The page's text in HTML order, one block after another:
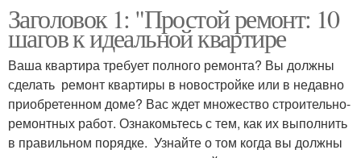
Заголовок 1: "Простой ремонт: 10
шагов к идеальной квартире
Ваша квартира требует полного ремонта? Вы должны
сделать ремонт квартиры в новостройке или в недавно
приобретенном доме? Вас ждет множество строительно-
ремонтных работ. Ознакомьтесь с тем, как их выполнить
в правильном порядке. Узнайте о том когда вы должны